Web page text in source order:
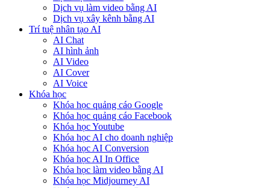
Dịch vụ làm video bằng AI
Dịch vụ xây kênh bằng AI
Trí tuệ nhân tạo AI
AI Chat
AI hình ảnh
AI Video
AI Cover
AI Voice
Khóa học
Khóa học quảng cáo Google
Khóa học quảng cáo Facebook
Khóa học Youtube
Khóa học AI cho doanh nghiệp
Khóa học AI Conversion
Khóa học AI In Office
Khóa học làm video bằng AI
Khóa học Midjourney AI